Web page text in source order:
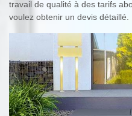
travail de qualité à des tarifs
voulez obtenir un devis détaillé.